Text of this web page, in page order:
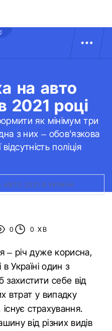
на авто
2021 році
як мінімум три
з них – обов'язкова
поліція
2021 В УКРАЇНІ
0 0 ХВ
– річ дуже корисна,
Україні один з
себе від
втрат у випадку
існує страхування.
від різних видів